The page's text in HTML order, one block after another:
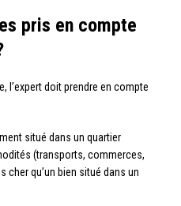
pris en compte
l’expert doit prendre en compte
situé dans un quartier
(transports, commerces,
cher qu’un bien situé dans un